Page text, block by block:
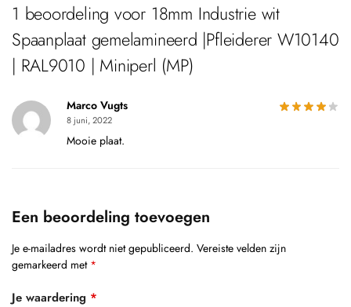
1 beoordeling voor 18mm Industrie wit
Spaanplaat gemelamineerd |Pfleiderer W10140
| RAL9010 | Miniperl (MP)
Marco Vugts
8 juni, 2022
Mooie plaat.
Een beoordeling toevoegen
Je e-mailadres wordt niet gepubliceerd. Vereiste velden zijn
gemarkeerd met *
Je waardering *